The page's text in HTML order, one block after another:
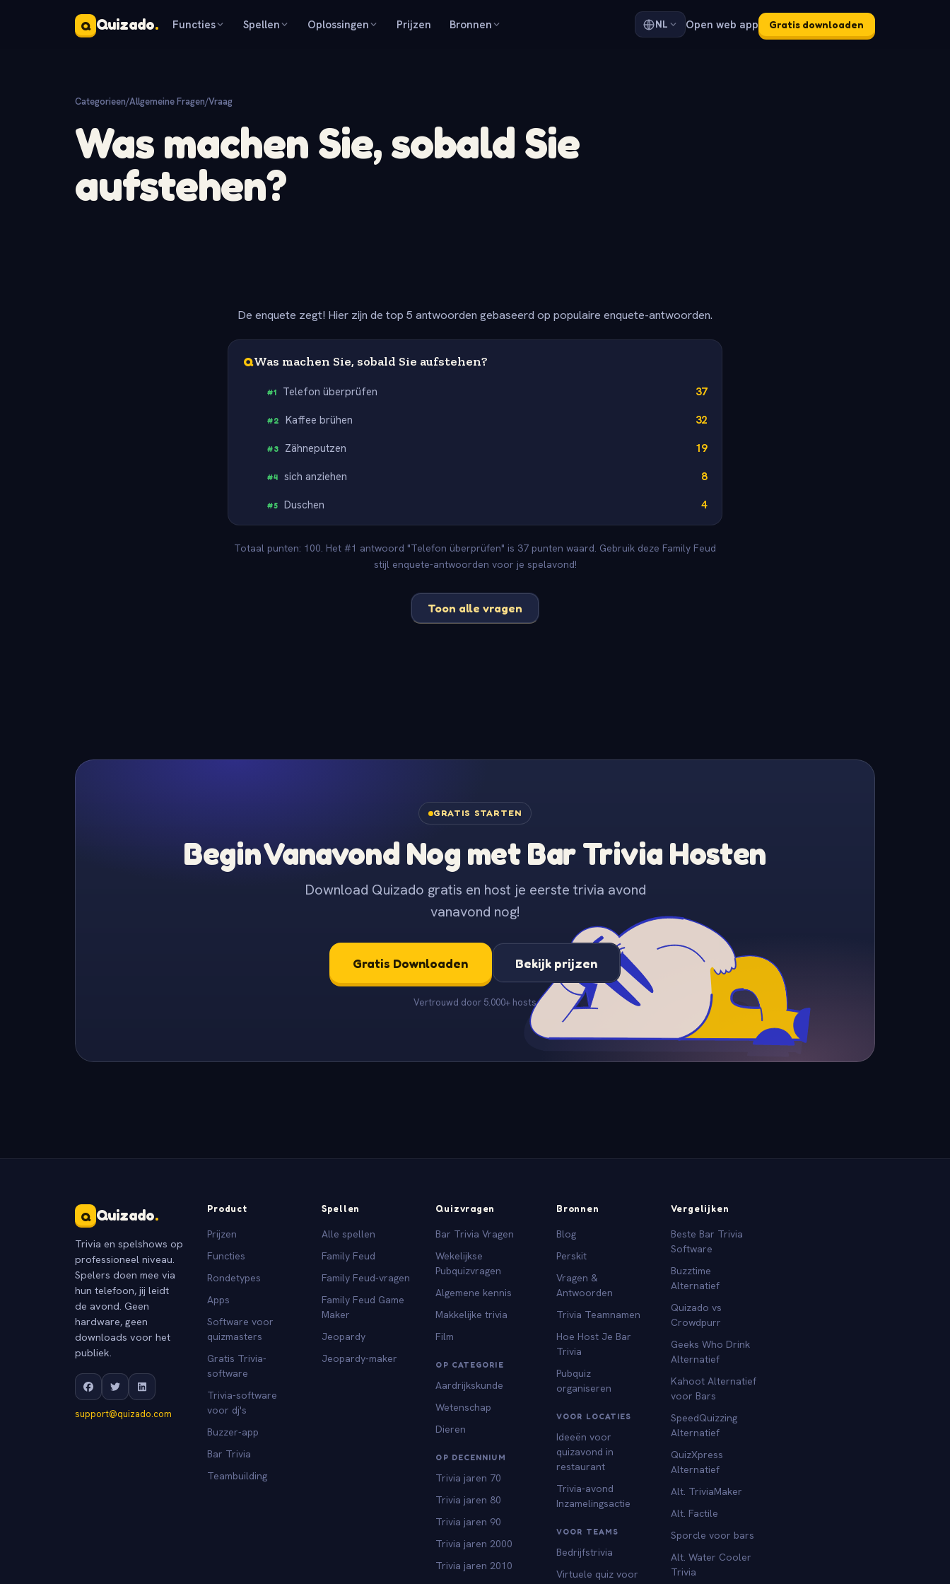
Q Quizado. Functies Spellen Oplossingen Prijzen Bronnen NL Open web app Gratis downloaden
Categorieen/Allgemeine Fragen/Vraag
Was machen Sie, sobald Sie
aufstehen?
De enquete zegt! Hier zijn de top 5 antwoorden gebaseerd op populaire enquete-antwoorden.
QWas machen Sie, sobald Sie aufstehen?
#1 Telefon überprüfen 37
#2 Kaffee brühen 32
#3 Zähneputzen 19
#4 sich anziehen 8
#5 Duschen 4
Totaal punten: 100. Het #1 antwoord "Telefon überprüfen" is 37 punten waard. Gebruik deze Family Feud
stijl enquete-antwoorden voor je spelavond!
Toon alle vragen
GRATIS STARTEN
Begin Vanavond Nog met Bar Trivia Hosten
Download Quizado gratis en host je eerste trivia avond
vanavond nog!
Gratis Downloaden Bekijk prijzen
Vertrouwd door 5.000+ hosts
Q Quizado.
Trivia en spelshows op
professioneel niveau.
Spelers doen mee via
hun telefoon, jij leidt
de avond. Geen
hardware, geen
downloads voor het
publiek.
support@quizado.com
Product
Prijzen
Functies
Rondetypes
Apps
Software voor
quizmasters
Gratis Trivia-
software
Trivia-software
voor dj's
Buzzer-app
Bar Trivia
Teambuilding
Spellen
Alle spellen
Family Feud
Family Feud-vragen
Family Feud Game
Maker
Jeopardy
Jeopardy-maker
Quizvragen
Bar Trivia Vragen
Wekelijkse
Pubquizvragen
Algemene kennis
Makkelijke trivia
Film
OP CATEGORIE
Aardrijkskunde
Wetenschap
Dieren
OP DECENNIUM
Trivia jaren 70
Trivia jaren 80
Trivia jaren 90
Trivia jaren 2000
Trivia jaren 2010
Bronnen
Blog
Perskit
Vragen &
Antwoorden
Trivia Teamnamen
Hoe Host Je Bar
Trivia
Pubquiz
organiseren
VOOR LOCATIES
Ideeën voor
quizavond in
restaurant
Trivia-avond
Inzamelingsactie
VOOR TEAMS
Bedrijfstrivia
Virtuele quiz voor
Vergelijken
Beste Bar Trivia
Software
Buzztime
Alternatief
Quizado vs
Crowdpurr
Geeks Who Drink
Alternatief
Kahoot Alternatief
voor Bars
SpeedQuizzing
Alternatief
QuizXpress
Alternatief
Alt. TriviaMaker
Alt. Factile
Sporcle voor bars
Alt. Water Cooler
Trivia